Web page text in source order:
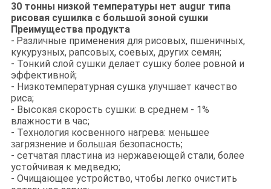
30 тонны низкой температуры нет augur типа
рисовая сушилка с большой зоной сушки
Преимущества продукта
- Различные применения для рисовых, пшеничных,
кукурузных, рапсовых, соевых, других семян;
- Тонкий слой сушки делает сушку более ровной и
эффективной;
- Низкотемпературная сушка улучшает качество
риса;
- Высокая скорость сушки: в среднем - 1%
влажности в час;
- Технология косвенного нагрева: меньшее
загрязнение и большая безопасность;
- сетчатая пластина из нержавеющей стали, более
устойчивая к медведю;
- Очищающее устройство, чтобы легко очистить